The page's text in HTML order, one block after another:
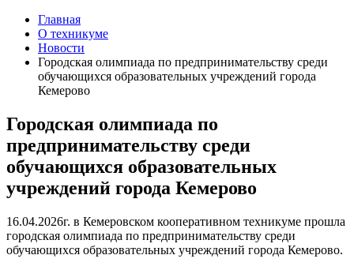
Главная
О техникуме
Новости
Городская олимпиада по предпринимательству среди
обучающихся образовательных учреждений города
Кемерово
Городская олимпиада по
предпринимательству среди
обучающихся образовательных
учреждений города Кемерово
16.04.2026г. в Кемеровском кооперативном техникуме прошла
городская олимпиада по предпринимательству среди
обучающихся образовательных учреждений города Кемерово.